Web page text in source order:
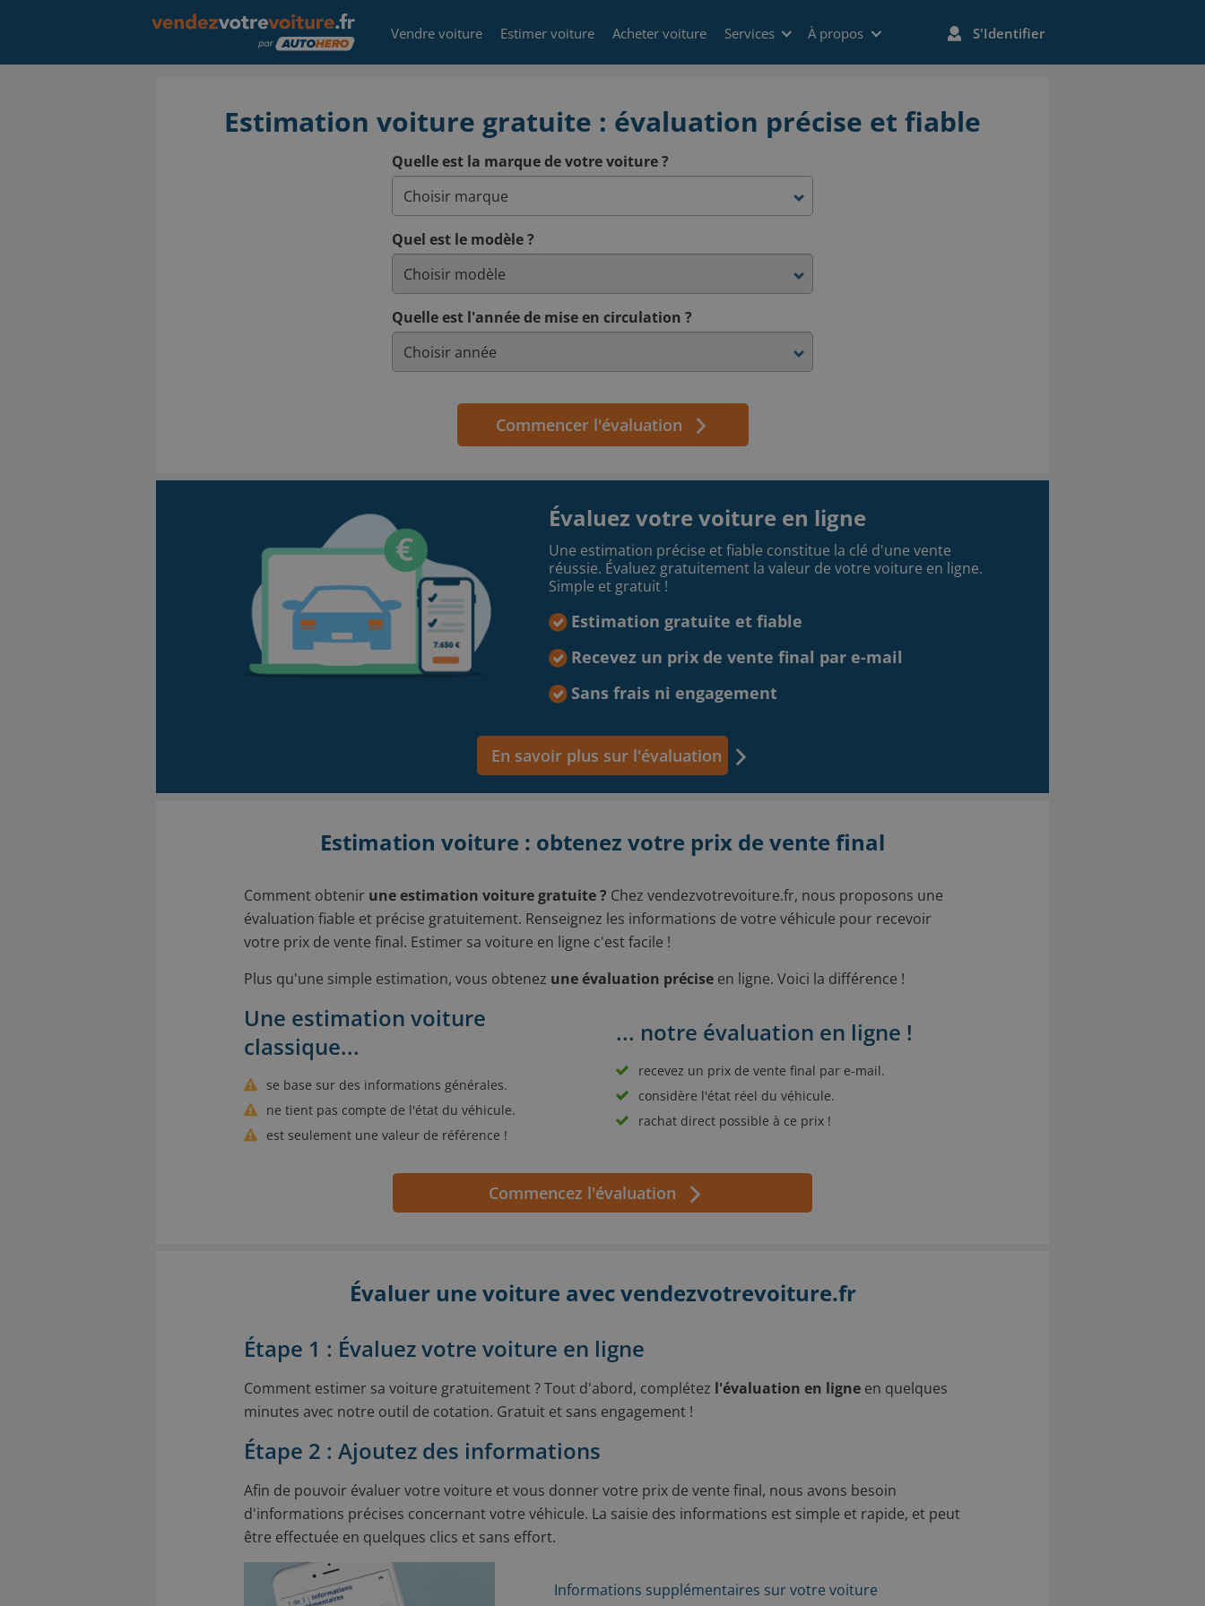
Vendre voiture Estimer voiture Acheter voiture Services À propos S'Identifier
Estimation voiture gratuite : évaluation précise et fiable
Quelle est la marque de votre voiture ?
Quel est le modèle ?
Quelle est l'année de mise en circulation ?
Commencer l'évaluation
Évaluez votre voiture en ligne
Une estimation précise et fiable constitue la clé d'une vente
réussie. Évaluez gratuitement la valeur de votre voiture en ligne.
Simple et gratuit !
Estimation gratuite et fiable
Recevez un prix de vente final par e-mail
Sans frais ni engagement
En savoir plus sur l'évaluation
Estimation voiture : obtenez votre prix de vente final
Comment obtenir une estimation voiture gratuite ? Chez vendezvotrevoiture.fr, nous proposons une
évaluation fiable et précise gratuitement. Renseignez les informations de votre véhicule pour recevoir
votre prix de vente final. Estimer sa voiture en ligne c'est facile !
Plus qu'une simple estimation, vous obtenez une évaluation précise en ligne. Voici la différence !
Une estimation voiture
classique...
se base sur des informations générales.
ne tient pas compte de l'état du véhicule.
est seulement une valeur de référence !
... notre évaluation en ligne !
recevez un prix de vente final par e-mail.
considère l'état réel du véhicule.
rachat direct possible à ce prix !
Commencez l'évaluation
Évaluer une voiture avec vendezvotrevoiture.fr
Étape 1 : Évaluez votre voiture en ligne
Comment estimer sa voiture gratuitement ? Tout d'abord, complétez l'évaluation en ligne en quelques
minutes avec notre outil de cotation. Gratuit et sans engagement !
Étape 2 : Ajoutez des informations
Afin de pouvoir évaluer votre voiture et vous donner votre prix de vente final, nous avons besoin
d'informations précises concernant votre véhicule. La saisie des informations est simple et rapide, et peut
être effectuée en quelques clics et sans effort.
Informations supplémentaires sur votre voiture